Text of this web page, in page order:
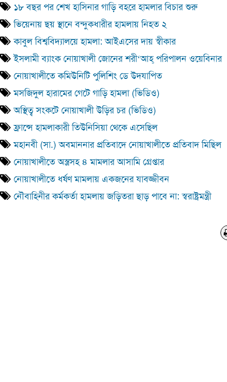
১৮ বছর পর শেখ হাসিনার গাড়ি বহরে হামলার বিচার শুরু
ভিয়েনায় ছয় স্থানে বন্দুকধারীর হামলায় নিহত ২
কাবুল বিশ্ববিদ্যালয়ে হামলা: আইএসের দায় স্বীকার
ইসলামী ব্যাংক নোয়াখালী জোনের শরী‘আহ্ পরিপালন ওয়েবিনার
নোয়াখালীতে কমিউনিটি পুলিশিং ডে উদযাপিত
মসজিদুল হারামের গেটে গাড়ি হামলা (ভিডিও)
অস্থিত্ব সংকটে নোয়াখালী উড়ির চর (ভিডিও)
ফ্রান্সে হামলাকারী তিউনিসিয়া থেকে এসেছিল
মহানবী (সা.) অবমাননার প্রতিবাদে নোয়াখালীতে প্রতিবাদ মিছিল
নোয়াখালীতে অস্ত্রসহ ৪ মামলার আসামি গ্রেপ্তার
নোয়াখালীতে ধর্ষণ মামলায় একজনের যাবজ্জীবন
নৌবাহিনীর কর্মকর্তা হামলায় জড়িতরা ছাড় পাবে না: স্বরাষ্ট্রমন্ত্রী